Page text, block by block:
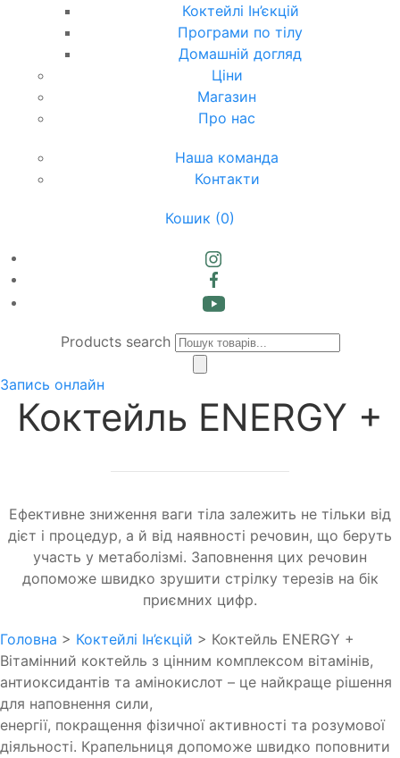
Коктейлі Ін’єкцій
Програми по тілу
Домашній догляд
Ціни
Магазин
Про нас
Наша команда
Контакти
Кошик (0)
Products search
Запись онлайн
Коктейль ENERGY +
Ефективне зниження ваги тіла залежить не тільки від
дієт і процедур, а й від наявності речовин, що беруть
участь у метаболізмі. Заповнення цих речовин
допоможе швидко зрушити стрілку терезів на бік
приємних цифр.
Головна > Коктейлі Ін’єкцій > Коктейль ENERGY +
Вітамінний коктейль з цінним комплексом вітамінів,
антиоксидантів та амінокислот – це найкраще рішення
для наповнення сили,
енергії, покращення фізичної активності та розумової
діяльності. Крапельниця допоможе швидко поповнити